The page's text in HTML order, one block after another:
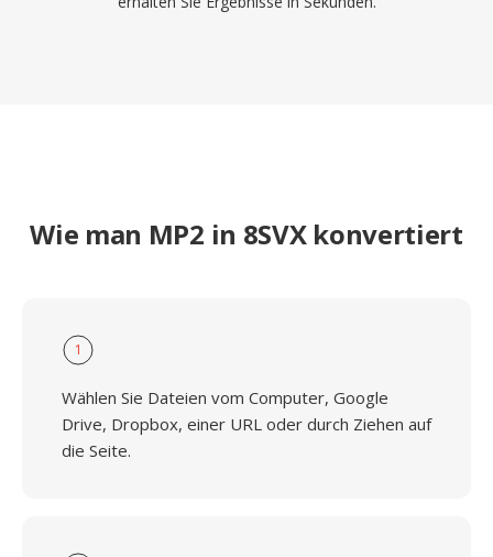
Wie man MP2 in 8SVX konvertiert
1
Wählen Sie Dateien vom Computer, Google
Drive, Dropbox, einer URL oder durch Ziehen auf
die Seite.